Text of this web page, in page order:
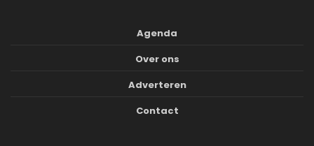
Agenda
Over ons
Adverteren
Contact